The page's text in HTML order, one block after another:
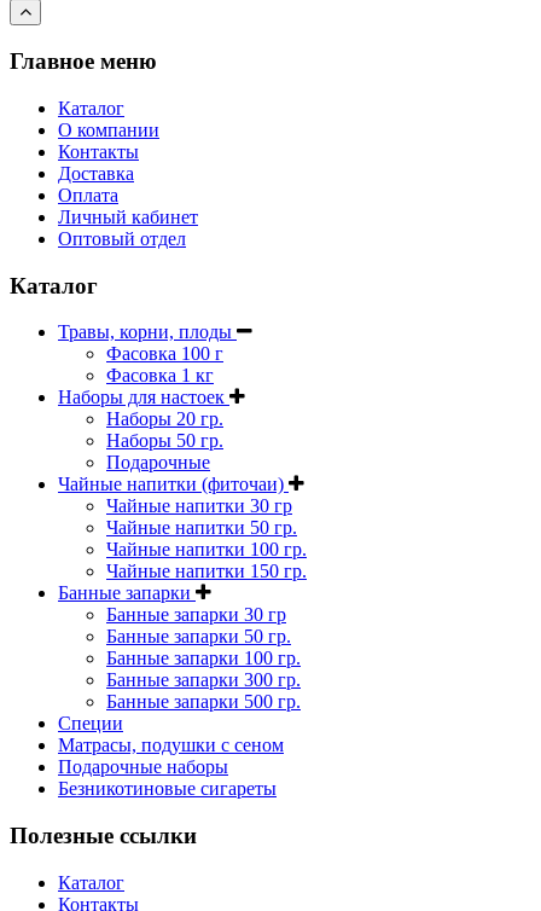
Главное меню
Каталог
О компании
Контакты
Доставка
Оплата
Личный кабинет
Оптовый отдел
Каталог
Травы, корни, плоды
Фасовка 100 г
Фасовка 1 кг
Наборы для настоек
Наборы 20 гр.
Наборы 50 гр.
Подарочные
Чайные напитки (фиточаи)
Чайные напитки 30 гр
Чайные напитки 50 гр.
Чайные напитки 100 гр.
Чайные напитки 150 гр.
Банные запарки
Банные запарки 30 гр
Банные запарки 50 гр.
Банные запарки 100 гр.
Банные запарки 300 гр.
Банные запарки 500 гр.
Специи
Матрасы, подушки с сеном
Подарочные наборы
Безникотиновые сигареты
Полезные ссылки
Каталог
Контакты